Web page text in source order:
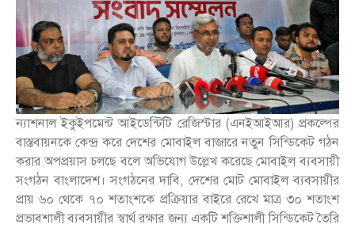
ন্যাশনাল ইকুইপমেন্ট আইডেন্টিটি রেজিস্টার (এনইআইআর) প্রকল্পের
বাস্তবায়নকে কেন্দ্র করে দেশের মোবাইল বাজারে নতুন সিন্ডিকেট গঠন
করার অপপ্রয়াস চলছে বলে অভিযোগ উল্লেখ করেছে মোবাইল ব্যবসায়ী
সংগঠন বাংলাদেশ। সংগঠনের দাবি, দেশের মোট মোবাইল ব্যবসায়ীর
প্রায় ৬০ থেকে ৭০ শতাংশকে প্রক্রিয়ার বাইরে রেখে মাত্র ৩০ শতাংশ
প্রভাবশালী ব্যবসায়ীর স্বার্থ রক্ষার জন্য একটি শক্তিশালী সিন্ডিকেট তৈরি